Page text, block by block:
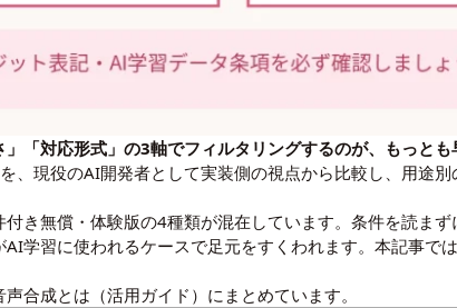
「対応形式」の3軸でフィルタリングするのが、もっと
、現役のAI開発者として実装側の視点から比較し、用途別
き無償・体験版の4種類が混在しています。条件を読ま
学習に使われるケースで足元をすくわれます。本記事で
声合成とは（活用ガイド） にまとめています。